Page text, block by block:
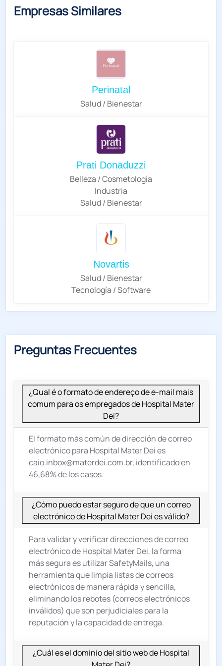
Empresas Similares
Perinatal
Salud / Bienestar
Prati Donaduzzi
Belleza / Cosmetología
Industria
Salud / Bienestar
Novartis
Salud / Bienestar
Tecnología / Software
Preguntas Frecuentes
¿Qual é o formato de endereço de e-mail mais
comum para os empregados de Hospital Mater
Dei?
El formato más común de dirección de correo
electrónico para Hospital Mater Dei es
caio.inbox@materdei.com.br, identificado en
46,68% de los casos.
¿Cómo puedo estar seguro de que un correo
electrónico de Hospital Mater Dei es válido?
Para validar y verificar direcciones de correo
electrónico de Hospital Mater Dei, la forma
más segura es utilizar SafetyMails, una
herramienta que limpia listas de correos
electrónicos de manera rápida y sencilla,
eliminando los rebotes (correos electrónicos
inválidos) que son perjudiciales para la
reputación y la capacidad de entrega.
¿Cuál es el dominio del sitio web de Hospital